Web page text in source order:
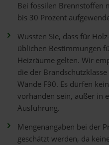
Bei fossilen Brennstoffen
bis 30 Prozent
Wussten Sie, dass für
üblichen Bestimmungen
Heizräume gelten. Wir
die der
Wände F90. Es dürfen
vorhanden sein, außer in
Ausführung.
Mengenangaben bei der
geschätzt werden, da